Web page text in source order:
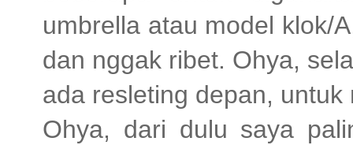
umbrella atau model klok/
dan nggak ribet. Ohya,
ada resleting depan, untuk
Ohya, dari dulu saya